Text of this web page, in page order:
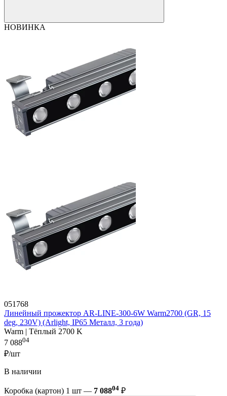
НОВИНКА
051768
Линейный прожектор AR-LINE-300-6W Warm2700 (GR, 15
deg, 230V) (Arlight, IP65 Металл, 3 года)
Warm | Тёплый 2700 K
7 08804
₽/шт
В наличии
Коробка (картон) 1 шт — 7 08804 ₽